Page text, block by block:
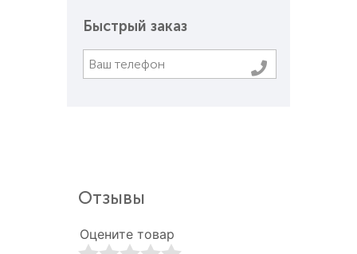
Быстрый заказ
Отзывы
Оцените товар